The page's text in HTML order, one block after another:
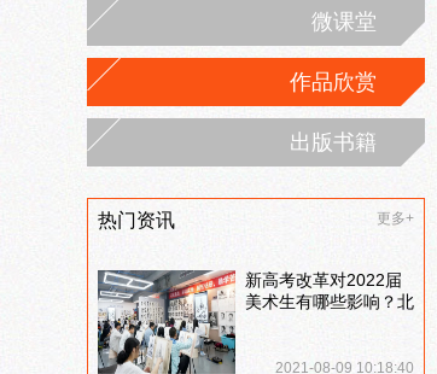
微课堂
作品欣赏
出版书籍
热门资讯 更多+
新高考改革对2022届
美术生有哪些影响？北
2021-08-09 10:18:40